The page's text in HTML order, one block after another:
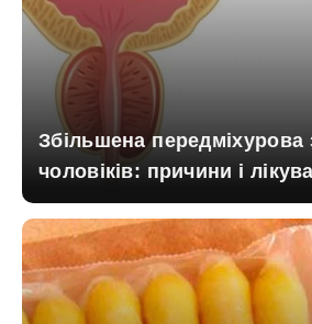
Збільшена передміхурова
чоловіків: причини і